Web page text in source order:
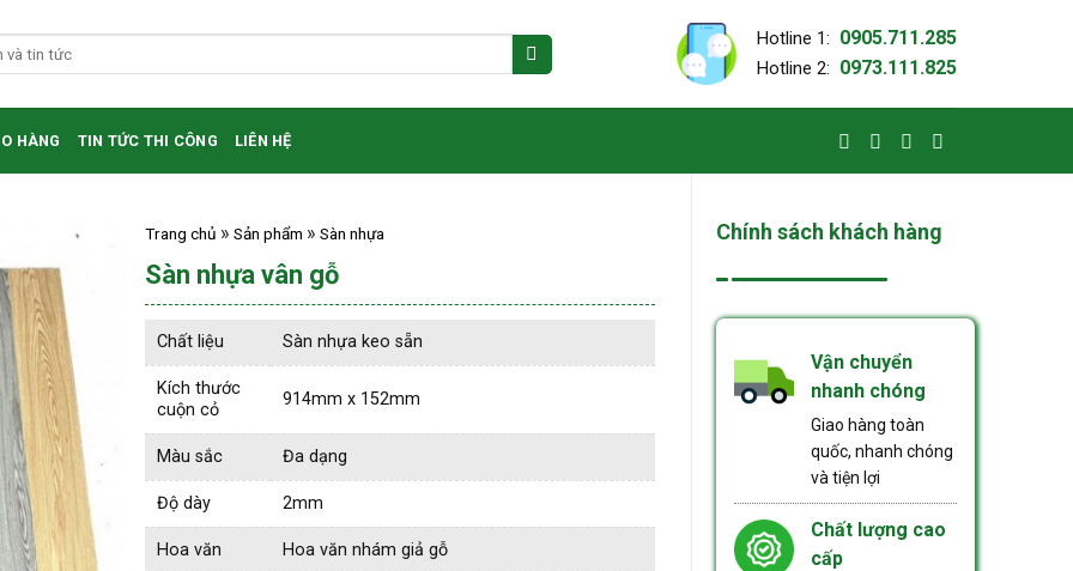
Hotline 1: 0905.711.285
Hotline 2: 0973.111.825
HÀNG TIN TỨC THI CÔNG LIÊN HỆ
Chính sách khách hàng
Vận chuyển
nhanh chóng
Giao hàng toàn
quốc, nhanh chóng
và tiện lợi
Chất lượng cao
cấp
Trang chủ Sản phẩm Sàn nhựa
Sàn nhựa vân gỗ
Chất liệu Sàn nhựa keo sẵn
Kích thước
cuộn cỏ
914mm x 152mm
Màu sắc Đa dạng
Độ dày 2mm
Hoa văn Hoa văn nhám giả gỗ